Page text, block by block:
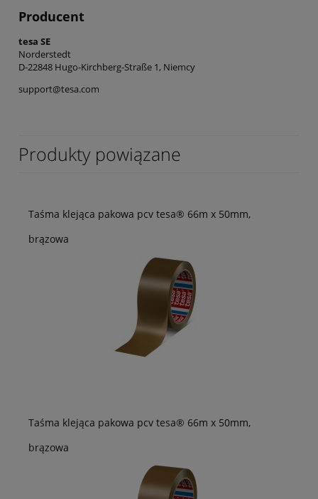
Producent
tesa SE
Norderstedt
D-22848 Hugo-Kirchberg-Straße 1, Niemcy
support@tesa.com
Produkty powiązane
Taśma klejąca pakowa pcv tesa® 66m x 50mm,
brązowa
Taśma klejąca pakowa pcv tesa® 66m x 50mm,
brązowa